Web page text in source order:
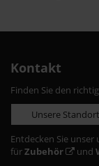
Kontakt
Finden Sie den
Unsere
Entdecken Sie
fürZubehör und